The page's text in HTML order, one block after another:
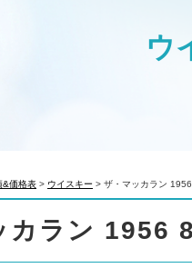
ウ
&価格表 > ウイスキー > ザ・マッカラン
カラン 1956